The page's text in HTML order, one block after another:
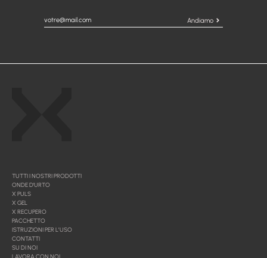
Andiamo
TUTTI I NOSTRI PRODOTTI
ONDE D'URTO
X PULS
X GEL
X RECUPERO
PACCHETTO
ISTRUZIONI PER L’USO
CONTATTI
SU DI NOI
LAVORA CON NOI